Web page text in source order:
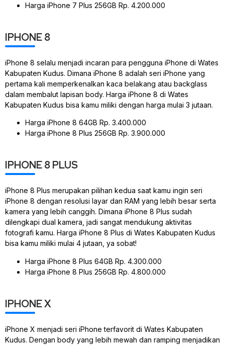
Harga iPhone 7 Plus 256GB Rp. 4.200.000
IPHONE 8
iPhone 8 selalu menjadi incaran para pengguna iPhone di Wates
Kabupaten Kudus. Dimana iPhone 8 adalah seri iPhone yang
pertama kali memperkenalkan kaca belakang atau backglass
dalam membalut lapisan body. Harga iPhone 8 di Wates
Kabupaten Kudus bisa kamu miliki dengan harga mulai 3 jutaan.
Harga iPhone 8 64GB Rp. 3.400.000
Harga iPhone 8 Plus 256GB Rp. 3.900.000
IPHONE 8 PLUS
iPhone 8 Plus merupakan pilihan kedua saat kamu ingin seri
iPhone 8 dengan resolusi layar dan RAM yang lebih besar serta
kamera yang lebih canggih. Dimana iPhone 8 Plus sudah
dilengkapi dual kamera, jadi sangat mendukung aktivitas
fotografi kamu. Harga iPhone 8 Plus di Wates Kabupaten Kudus
bisa kamu miliki mulai 4 jutaan, ya sobat!
Harga iPhone 8 Plus 64GB Rp. 4.300.000
Harga iPhone 8 Plus 256GB Rp. 4.800.000
IPHONE X
iPhone X menjadi seri iPhone terfavorit di Wates Kabupaten
Kudus. Dengan body yang lebih mewah dan ramping menjadikan